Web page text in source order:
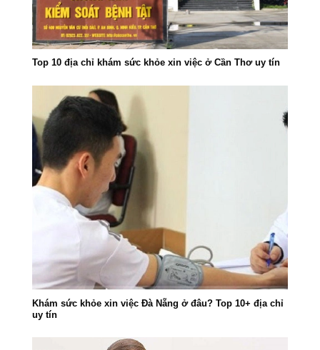
Top 10 địa chỉ khám sức khỏe xin việc ở Cần Thơ uy tín
Khám sức khỏe xin việc Đà Nẵng ở đâu? Top 10+ địa chỉ
uy tín